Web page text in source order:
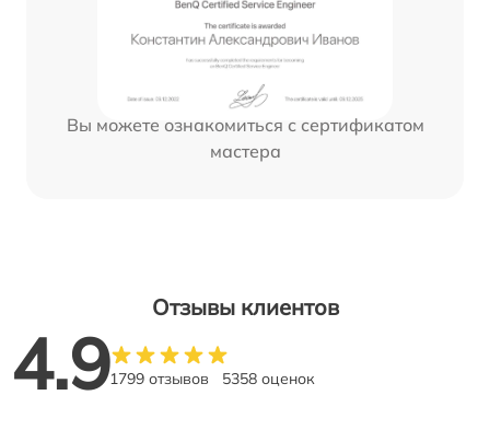
Вы можете ознакомиться с сертификатом
мастера
Отзывы клиентов
4.91799 отзывов 5358 оценок